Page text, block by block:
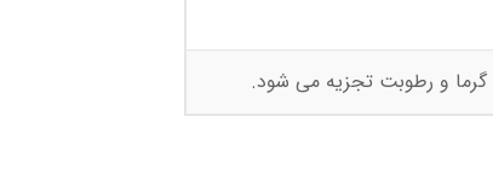
و رطوبت تجزیه می شود.